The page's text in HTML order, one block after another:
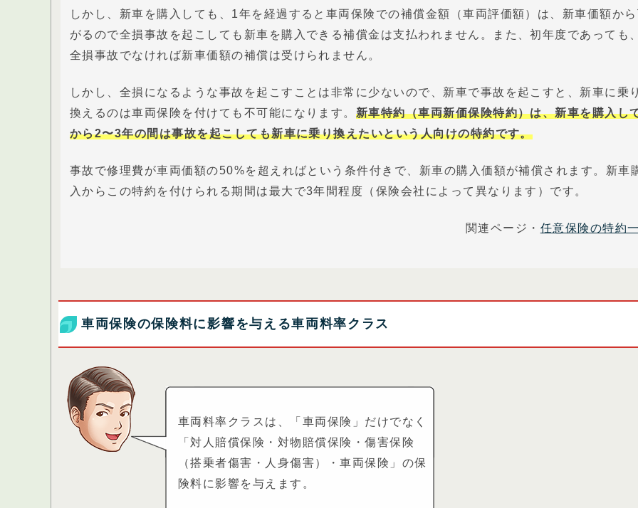
しかし、新車を購入しても、1年を経過すると車両保険での補償金額（車両評価額）は、新車価額か
がるので全損事故を起こしても新車を購入できる補償金は支払われません。また、初年度であっても
全損事故でなければ新車価額の補償は受けられません。
しかし、全損になるような事故を起こすことは非常に少ないので、新車で事故を起こすと、新車に乗
換えるのは車両保険を付けても不可能になります。 新車特約（車両新価保険特約）は、新車を購入し
から2〜3年の間は事故を起こしても新車に乗り換えたいという人向けの特約です。
事故で修理費が車両価額の50%を超えればという条件付きで、新車の購入価額が補償されます。新車
入からこの特約を付けられる期間は最大で3年間程度（保険会社によって異なります）です。
関連ページ・ 任意保険の特約
車両保険の保険料に影響を与える車両料率クラス
車両料率クラスは、「車両保険」だけでなく
「対人賠償保険・対物賠償保険・傷害保険
（搭乗者傷害・人身傷害）・車両保険」の保
険料に影響を与えます。